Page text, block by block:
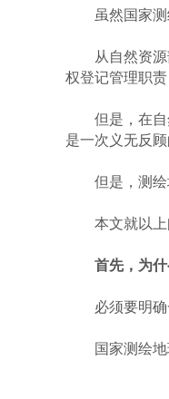
虽然国家测绘
从自然资源部
权登记管理职
但是，在自然
是一次义无反
但是，测绘地
本文就以上问
首先，为
必须要明确一
国家测绘地